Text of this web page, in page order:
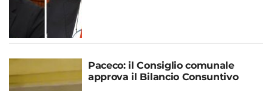
Paceco: il Consiglio comunale
approva il Bilancio Consuntivo